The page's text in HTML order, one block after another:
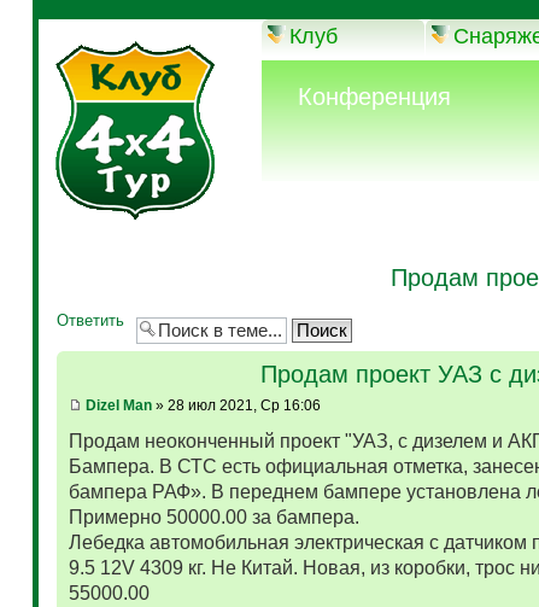
Клуб
Конференция
Продам
Ответить
Продам проект УАЗ с
Dizel Man» 28 июл 2021, Ср 16:06
Продам неоконченный проект "УАЗ, с дизелем и
Бампера. В СТС есть официальная отметка,
бампера РАФ». В переднем бампере установлена
Примерно 50000.00 за бампера.
Лебедка автомобильная электрическая с
9.5 12V 4309 кг. Не Китай. Новая, из коробки, трос
55000.00